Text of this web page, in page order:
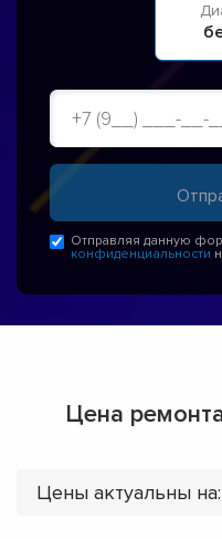
Отправляя данную
конфиденциальности
Цена
Цены актуальны на: